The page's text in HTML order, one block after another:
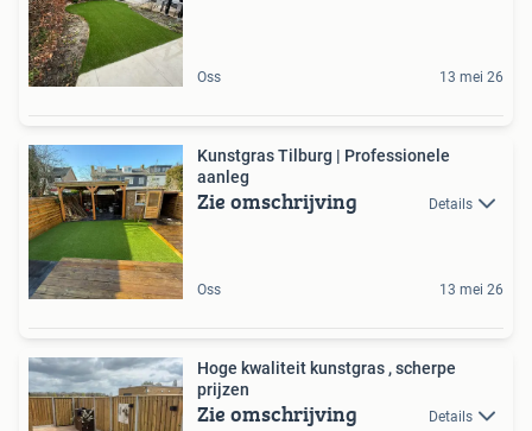
Oss 13 mei 26
Kunstgras Tilburg | Professionele
aanleg
Zie omschrijving Details
Oss 13 mei 26
Hoge kwaliteit kunstgras , scherpe
prijzen
Zie omschrijving Details